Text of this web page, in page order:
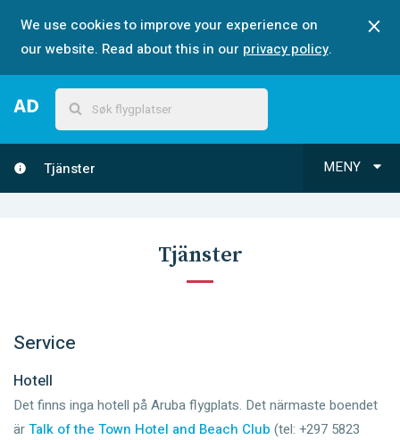
We use cookies to improve your experience on
our website. Read about this in our privacy policy.
MENY
Tjänster
Tjänster
Service
Hotell
Det finns inga hotell på Aruba flygplats. Det närmaste boendet
ärTalk of the Town Hotel and Beach Club ‎ (tel: +297 5823